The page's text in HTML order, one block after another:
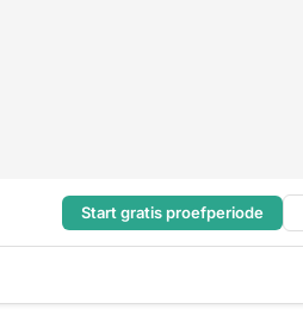
Start gratis proefperiode